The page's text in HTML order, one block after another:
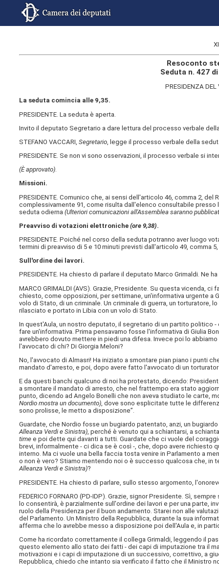
Resoconto
Seduta n. 427
PRESIDENZA DEL
La seduta comincia alle 9,35.
PRESIDENTE. La seduta è aperta.
Invito il deputato Segretario a dare lettura del processo verbale
STEFANO VACCARI,Segretario , legge il processo verbale della
PRESIDENTE. Se non vi sono osservazioni, il processo verbale si
(È approvato).
Missioni.
PRESIDENTE. Comunico che, ai sensi dell'articolo 46, comma 2,
complessivamente 91, come risulta dall'elenco consultabile presso
seduta odierna(Ulteriori comunicazioni all'Assemblea saranno
Preavviso di votazioni elettroniche(ore 9,38).
PRESIDENTE. Poiché nel corso della seduta potranno aver luogo
termini di preavviso di 5 e 10 minuti previsti dall'articolo 49, comma
Sull'ordine dei lavori.
PRESIDENTE. Ha chiesto di parlare il deputato Marco Grimaldi. Ne
MARCO GRIMALDI (AVS). Grazie, Presidente. Su questa vicenda, ci
chiesto, come opposizioni, per settimane, un'informativa urgente a
volo di Stato, di un criminale. Un criminale di guerra, un torturatore,
rilasciato e portato in Libia con un volo di Stato.
In quest'Aula, un nostro deputato, il segretario di un partito politico
fare un'informativa. Prima pensavamo fosse l'informativa di Giulia
avrebbero dovuto mettere in piedi una difesa. Invece poi lo
l'avvocato di chi? Di Giorgia Meloni?
No, l'avvocato di Almasri! Ha iniziato a smontare pian piano i punti
mandato d'arresto, e poi, dopo avere fatto l'avvocato di un
E da questi banchi qualcuno di noi ha protestato, dicendo:
a smontare il mandato di arresto, che nel frattempo era stato
punto, dicendo ad Angelo Bonelli che non aveva studiato le carte,
Nordio mostra un documento), dove sono esplicitate tutte le
sono prolisse, le metto a disposizione”.
Guardate, che Nordio fosse un bugiardo patentato, anzi, un
Alleanza Verdi e Sinistra), perché è venuto qui a schiantarsi, a
time e poi dette qui davanti a tutti. Guardate che ci vuole del
brevi, informalmente - ci dica se è così -, che, dopo avere
interno. Ma ci vuole una bella faccia tosta venire in Parlamento a
o non è vero? Stiamo mentendo noi o è successo qualcosa che, in
Alleanza Verdi e Sinistra)?
PRESIDENTE. Ha chiesto di parlare, sullo stesso argomento,
FEDERICO FORNARO (PD-IDP). Grazie, signor Presidente. Sì,
lo consentirà, è parzialmente sull'ordine dei lavori e per una parte,
ruolo della Presidenza per il buon andamento. Starei non alle
del Parlamento. Un Ministro della Repubblica, durante la sua
afferma che lo avrebbe messo a disposizione poi dell'Aula e, in
Come ha ricordato correttamente il collega Grimaldi, leggendo il
questo elemento allo stato dei fatti - dei capi di imputazione tra il
motivazioni e i capi di imputazione di un successivo, correttivo, a
Repubblica, chiedo che intanto sia verificato il fatto che il Ministro